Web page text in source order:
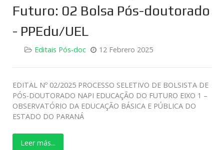
Futuro: 02 Bolsa Pós-doutorado
- PPEdu/UEL
Editais Pós-doc 12 Febrero 2025
EDITAL Nº 02/2025 PROCESSO SELETIVO DE BOLSISTA DE
PÓS-DOUTORADO NAPI EDUCAÇÃO DO FUTURO EIXO 1 –
OBSERVATÓRIO DA EDUCAÇÃO BÁSICA E PÚBLICA DO
ESTADO DO PARANÁ
Leer más...